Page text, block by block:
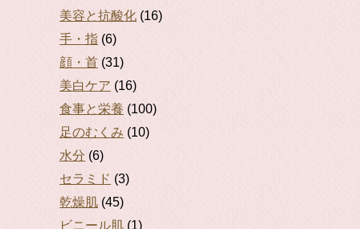
美容と抗酸化 (16)
手・指 (6)
顔・首 (31)
美白ケア (16)
食事と栄養 (100)
足のむくみ (10)
水分 (6)
セラミド (3)
乾燥肌 (45)
ビニール肌 (1)